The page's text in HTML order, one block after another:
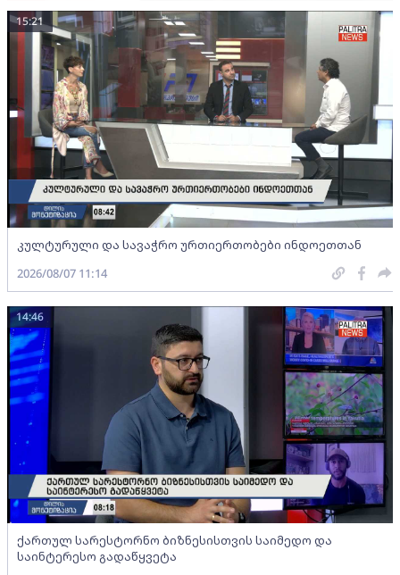
კულტურული და სავაჭრო ურთიერთობები ინდოეთთან
15:21
2026/08/07 11:14
ქართულ სარესტორნო ბიზნესისთვის საიმედო და
საინტერესო გადაწყვეტა
14:46